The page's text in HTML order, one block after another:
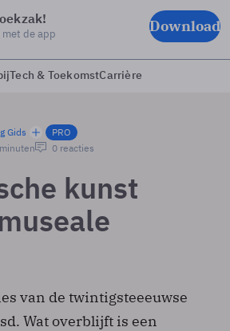
met de app Download
Tech & ToekomstCarrière
Gids
PRO
0 reacties
kunst
van de twintigste­eeuwse
Wat overblijft is een